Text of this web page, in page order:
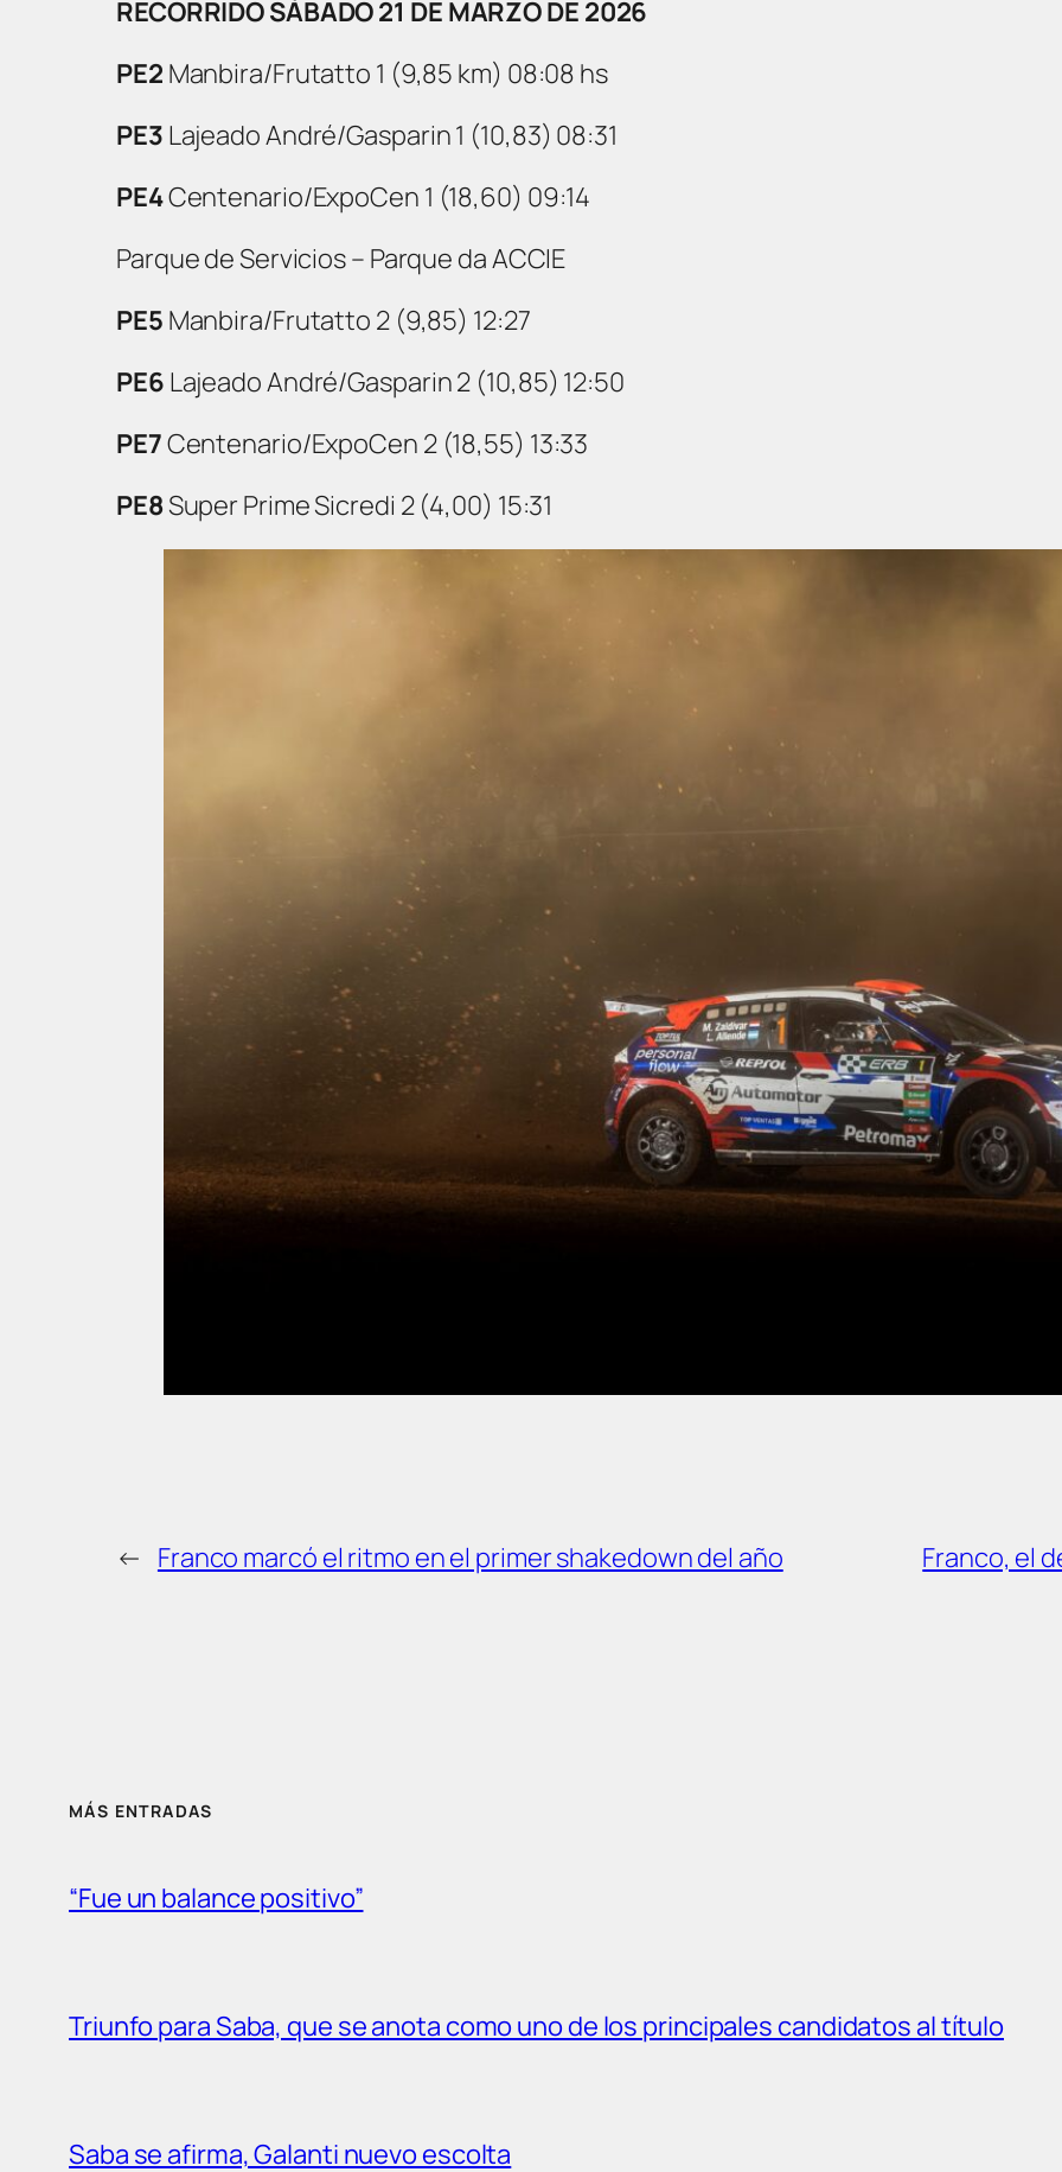
RECORRIDO SÁBADO 21 DE MARZO DE 2026
PE2 Manbira/Frutatto 1 (9,85 km) 08:08 hs
PE3 Lajeado André/Gasparin 1 (10,83) 08:31
PE4Centenario/ExpoCen 1 (18,60) 09:14
Parque de Servicios – Parque da ACCIE
PE5 Manbira/Frutatto 2 (9,85) 12:27
PE6 Lajeado André/Gasparin 2 (10,85) 12:50
PE7Centenario/ExpoCen 2 (18,55) 13:33
PE8Super Prime Sicredi 2 (4,00) 15:31
← Franco marcó el ritmo en el primer shakedown del año Franco, el
MÁS ENTRADAS
“Fue un balance positivo”
Triunfo para Saba, que se anota como uno de los principales candidatos al título
Saba se afirma, Galanti nuevo escolta